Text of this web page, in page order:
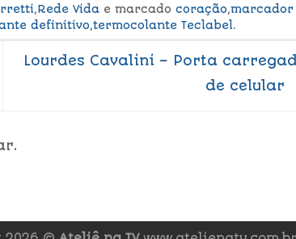
,Rede Vida e marcadocoração,marcador
definitivo,termocolante Teclabel.
Lourdes Cavalini – Porta
de celular